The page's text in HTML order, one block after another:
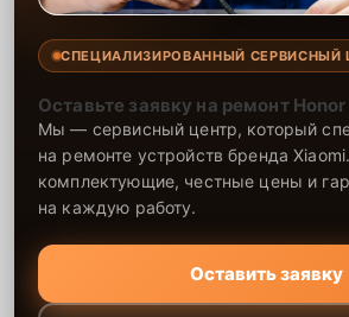
СПЕЦИАЛИЗИРОВАННЫЙ СЕРВИСНЫЙ
Оставьте заявку на ремонт Honor
Мы — сервисный центр, который
на ремонте устройств бренда
комплектующие, честные цены и
на каждую работу.
Оставить заявку